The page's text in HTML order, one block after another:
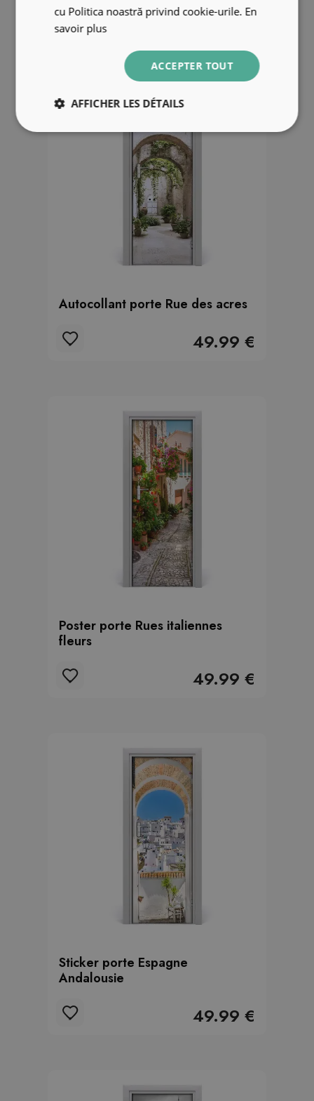
49.99 €
Autocollant porte Rue des acres
49.99 €
Poster porte Rues italiennes
fleurs
49.99 €
Sticker porte Espagne
Andalousie
49.99 €
cu Politica noastră privind cookie-urile. En
savoir plus
ACCEPTER TOUT
AFFICHER LES DÉTAILS